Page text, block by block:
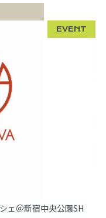
ェ＠新宿中央公園SH
EVENT